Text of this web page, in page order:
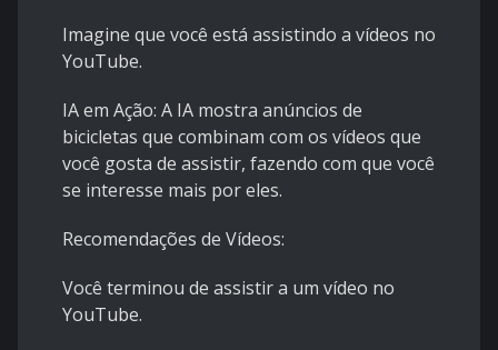
Imagine que você está assistindo a vídeos no
YouTube.
IA em Ação: A IA mostra anúncios de
bicicletas que combinam com os vídeos que
você gosta de assistir, fazendo com que você
se interesse mais por eles.
Recomendações de Vídeos:
Você terminou de assistir a um vídeo no
YouTube.